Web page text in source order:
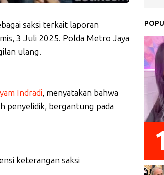
saksi terkait laporan
3 Juli 2025. Polda Metro Jaya
ulang.
Indradi, menyatakan bahwa
penyelidik, bergantung pada
keterangan saksi